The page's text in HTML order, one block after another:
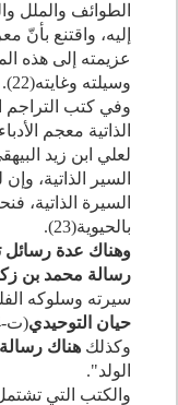
الطوائف والملل
إليه، واقتنع بأنّ
عزيمته إلى هذه
وسيلته وغايته(22
).
وفي كتب التراجم
الذاتية معجم
لعلي ابن زيد
السير الذاتية،
السيرة الذاتية،
بالحيوية(23
).
وهناك عدة رسائل
رسالة محمد بن
سيرته وسلوكه
حيان التوحيدي(ت-
وكذلكهناك
الولد".
والكتب التي